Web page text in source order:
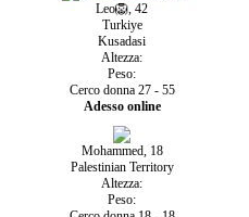
Leo🦁, 42
Turkiye
Kusadasi
Altezza:
Peso:
Cerco donna 27 - 55
Adesso online
Mohammed, 18
Palestinian Territory
Altezza:
Peso: